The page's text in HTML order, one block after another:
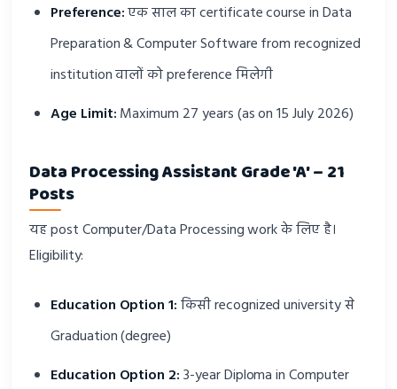
Preference:एक साल का certificate course in Data
Preparation & Computer Software from recognized
institution वालों को preference मिलेगी
Age Limit:Maximum 27 years (as on 15 July 2026)
Data Processing Assistant Grade 'A' – 21
Posts
यह post Computer/Data Processing work के लिए है।
Eligibility:
Education Option 1:किसी recognized university से
Graduation (degree)
Education Option 2:3-year Diploma in Computer